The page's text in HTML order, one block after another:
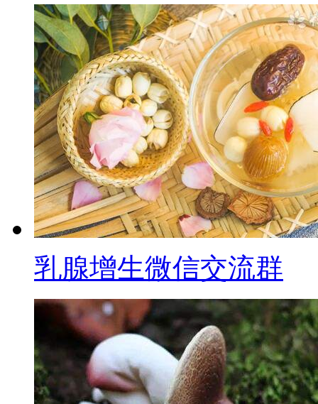
乳腺增生微信交流群